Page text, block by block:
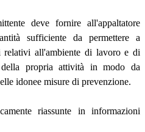
deve fornire all'appaltatore
sufficiente da permettere a
all'ambiente di lavoro e di
propria attività in modo da
idonee misure di prevenzione.
riassunte in informazioni